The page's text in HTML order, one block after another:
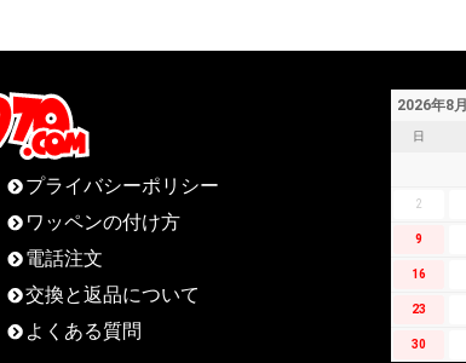
プライバシーポリシー
ワッペンの付け方
電話注文
交換と返品について
よくある質問
2026年8月
日
2
9
16
23
30